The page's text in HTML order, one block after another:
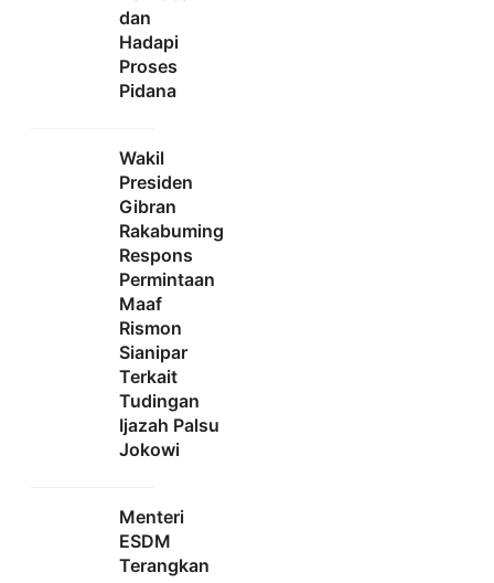
dan
Hadapi
Proses
Pidana
Wakil
Presiden
Gibran
Rakabuming
Respons
Permintaan
Maaf
Rismon
Sianipar
Terkait
Tudingan
Ijazah Palsu
Jokowi
Menteri
ESDM
Terangkan